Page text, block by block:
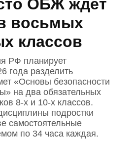
ОБЖ ждет
восьмых
классов
РФ планирует
года разделить
«Основы безопасности
на два обязательных
8‑х и 10‑х классов.
подростки
самостоятельные
по 34 часа каждая.